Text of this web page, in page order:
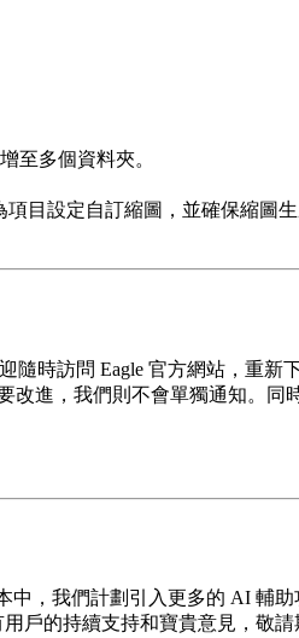
至多個資料夾。
項目設定自訂縮圖，並確保縮圖
時訪問 Eagle 官方網站，重
改進，我們則不會單獨通知。
，我們計劃引入更多的 AI 輔
戶的持續支持和寶貴意見，敬